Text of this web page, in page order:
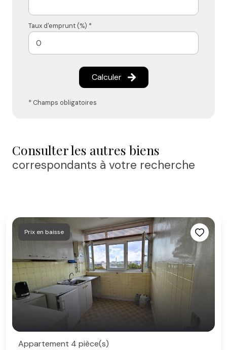
Taux d'emprunt (%) *
Calculer
* Champs obligatoires
Consulter les autres biens
correspondants à votre recherche
Prix en baisse
Appartement 4 pièce(s)